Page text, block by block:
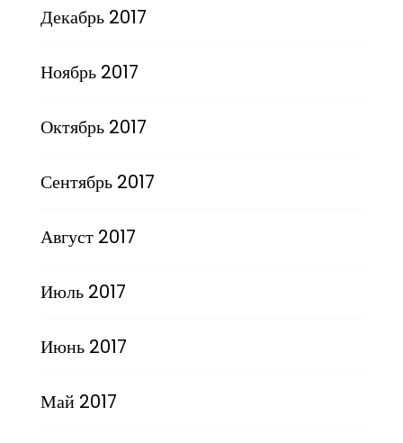
Декабрь 2017
Ноябрь 2017
Октябрь 2017
Сентябрь 2017
Август 2017
Июль 2017
Июнь 2017
Май 2017